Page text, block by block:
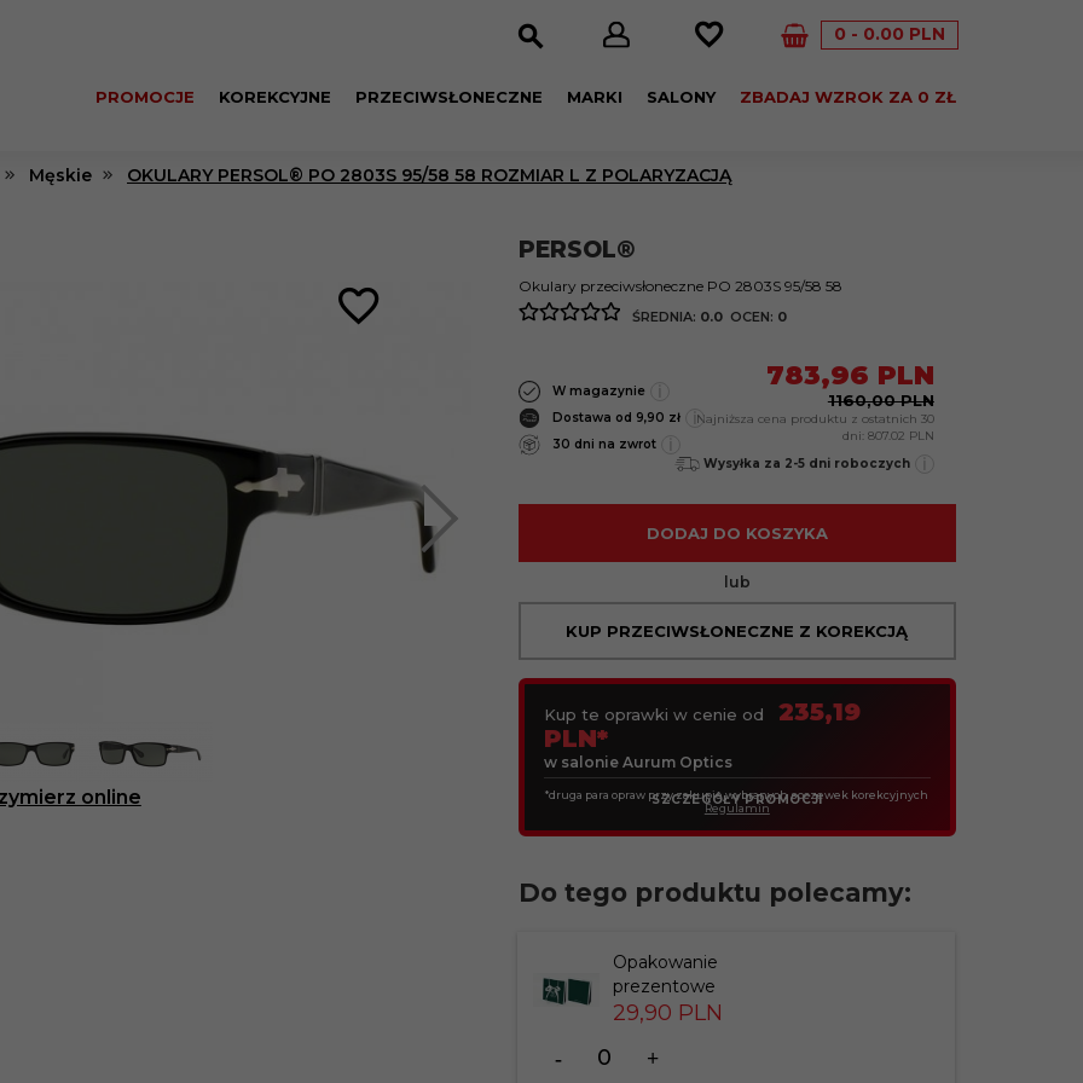
0 0.00 PLN
PROMOCJE KOREKCYJNE PRZECIWSŁONECZNE MARKI SALONY ZBADAJ WZROK ZA 0 ZŁ
Męskie OKULARY PERSOL® PO 2803S 95/58 58 ROZMIAR L Z POLARYZACJĄ
online
PERSOL®
Okulary przeciwsłoneczne PO 2803S 95/58 58
ŚREDNIA: 0.0OCEN: 0
W magazynie
Dostawa od 9,90 zł
30 dni na zwrot
783,96 PLN
1160,00 PLN
Najniższa cena produktu z ostatnich 30
dni: 807.02 PLN
Wysyłka za 2-5 dni roboczych
DODAJ DO KOSZYKA
lub
KUP PRZECIWSŁONECZNE Z KOREKCJĄ
Kup te oprawki w cenie od
235,19
PLN*
w salonie Aurum Optics
*druga para opraw przy zakupie wybranych soczewek korekcyjnych
SZCZEGÓŁY PROMOCJI
Regulamin
Do tego produktu polecamy:
Opakowanie
prezentowe
29,90 PLN
dla